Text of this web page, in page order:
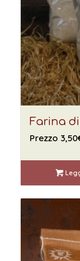
Farina
Prezzo 3,50